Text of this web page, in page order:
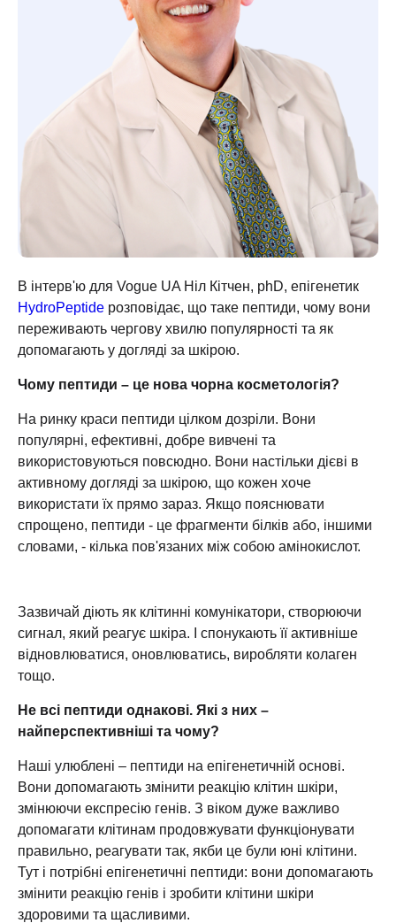
В інтерв'ю для Vogue UA Ніл Кітчен, phD, епігенетик
HydroPeptide розповідає, що таке пептиди, чому вони
переживають чергову хвилю популярності та як
допомагають у догляді за шкірою.
Чому пептиди – це нова чорна косметологія?
На ринку краси пептиди цілком дозріли. Вони
популярні, ефективні, добре вивчені та
використовуються повсюдно. Вони настільки дієві в
активному догляді за шкірою, що кожен хоче
використати їх прямо зараз. Якщо пояснювати
спрощено, пептиди - це фрагменти білків або, іншими
словами, - кілька пов'язаних між собою амінокислот.
Зазвичай діють як клітинні комунікатори, створюючи
сигнал, який реагує шкіра. І спонукають її активніше
відновлюватися, оновлюватись, виробляти колаген
тощо.
Не всі пептиди однакові. Які з них –
найперспективніші та чому?
Наші улюблені – пептиди на епігенетичній основі.
Вони допомагають змінити реакцію клітин шкіри,
змінюючи експресію генів. З віком дуже важливо
допомагати клітинам продовжувати функціонувати
правильно, реагувати так, якби це були юні клітини.
Тут і потрібні епігенетичні пептиди: вони допомагають
змінити реакцію генів і зробити клітини шкіри
здоровими та щасливими.